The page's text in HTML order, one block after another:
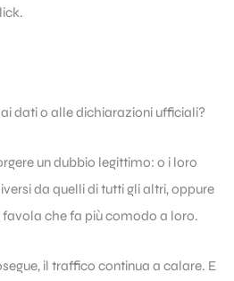
dati o alle dichiarazioni ufficiali?
un dubbio legittimo: o i loro
da quelli di tutti gli altri, oppure
che fa più comodo a loro.
il traffico continua a calare. E